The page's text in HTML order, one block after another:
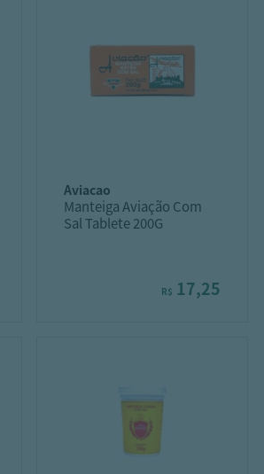
aviacao
Manteiga Aviação Com
Sal Tablete 200G
R$ 17,25